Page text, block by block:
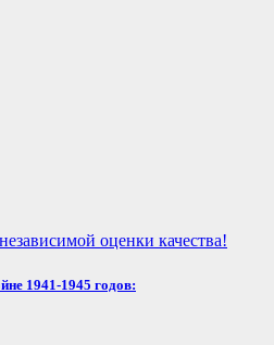
оценки качества!
1941-1945 годов: